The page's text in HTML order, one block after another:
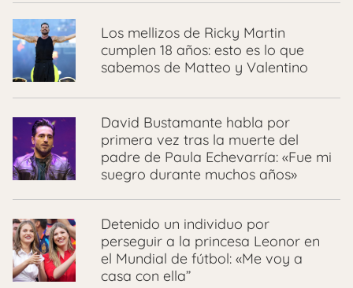
Los mellizos de Ricky Martin
cumplen 18 años: esto es lo que
sabemos de Matteo y Valentino
David Bustamante habla por
primera vez tras la muerte del
padre de Paula Echevarría: «Fue mi
suegro durante muchos años»
Detenido un individuo por
perseguir a la princesa Leonor en
el Mundial de fútbol: «Me voy a
casa con ella”